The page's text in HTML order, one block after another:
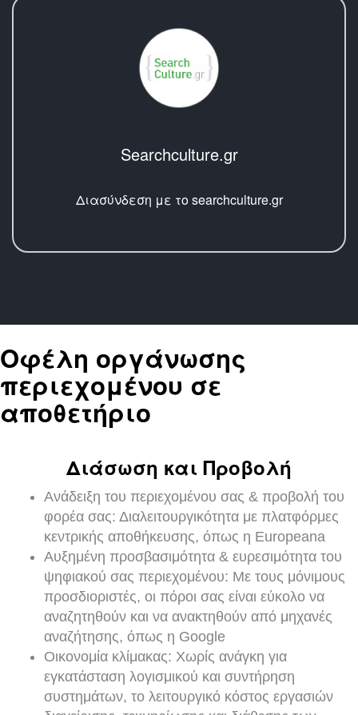
Searchculture.gr
Διασύνδεση με το searchculture.gr
Οφέλη οργάνωσης
περιεχομένου σε
αποθετήριο
Διάσωση και Προβολή
Ανάδειξη του περιεχομένου σας & προβολή του
φορέα σας: Διαλειτουργικότητα με πλατφόρμες
κεντρικής αποθήκευσης, όπως η Europeana
Αυξημένη προσβασιμότητα & ευρεσιμότητα του
ψηφιακού σας περιεχομένου: Με τους μόνιμους
προσδιοριστές, οι πόροι σας είναι εύκολο να
αναζητηθούν και να ανακτηθούν από μηχανές
αναζήτησης, όπως η Google
Οικονομία κλίμακας: Χωρίς ανάγκη για
εγκατάσταση λογισμικού και συντήρηση
συστημάτων, το λειτουργικό κόστος εργασιών